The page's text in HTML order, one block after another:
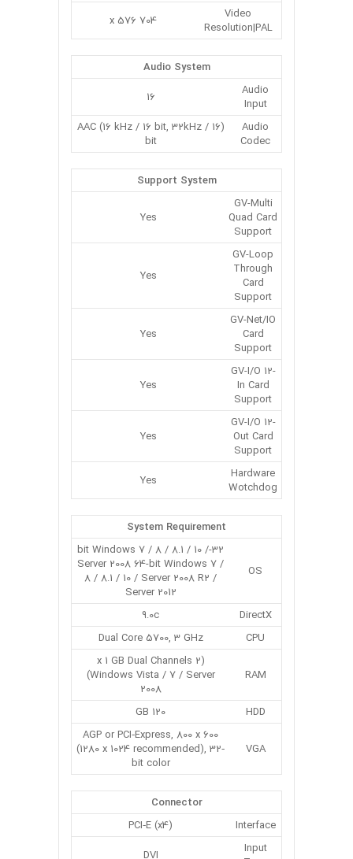
Video
Resolution|PAL
704 x 576
Audio System
Audio
Input
16
Audio
Codec
(AAC (16 kHz / 16 bit, 32kHz / 16
bit
Support System
GV-Multi
Quad Card
Support
Yes
GV-Loop
Through
Card
Support
Yes
GV-Net/IO
Card
Support
Yes
GV-I/O 12-
In Card
Support
Yes
GV-I/O 12-
Out Card
Support
Yes
Hardware
Wotchdog
Yes
System Requirement
OS
32-bit Windows 7 / 8 / 8.1 / 10 /
Server 2008 64-bit Windows 7 /
8 / 8.1 / 10 / Server 2008 R2 /
Server 2012
DirectX
9.0c
CPU
Dual Core 5700, 3 GHz
RAM
(2 x 1 GB Dual Channels
(Windows Vista / 7 / Server
2008
HDD
120 GB
VGA
AGP or PCI‐Express, 800 x 600
(1280 x 1024 recommended), 32‐
bit color
Connector
Interface
(PCI‐E (x4
Input
DVI